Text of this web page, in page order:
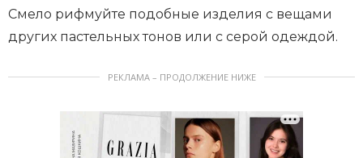
Смело рифмуйте подобные изделия с вещами
других пастельных тонов или с серой одеждой.
РЕКЛАМА – ПРОДОЛЖЕНИЕ НИЖЕ